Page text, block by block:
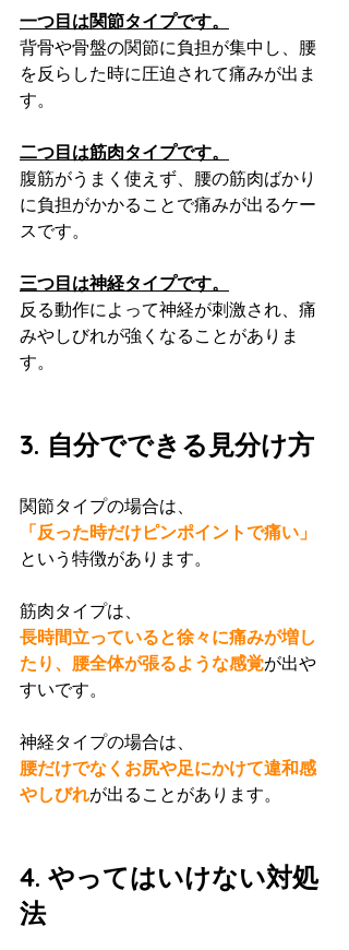
一つ目は関節タイプです。
背骨や骨盤の関節に負担が集中し、腰
を反らした時に圧迫されて痛みが出ま
す。
二つ目は筋肉タイプです。
腹筋がうまく使えず、腰の筋肉ばかり
に負担がかかることで痛みが出るケー
スです。
三つ目は神経タイプです。
反る動作によって神経が刺激され、痛
みやしびれが強くなることがありま
す。
3. 自分でできる見分け方
関節タイプの場合は、
「反った時だけピンポイントで痛い」
という特徴があります。
筋肉タイプは、
長時間立っていると徐々に痛みが増し
たり、腰全体が張るような感覚が出や
すいです。
神経タイプの場合は、
腰だけでなくお尻や足にかけて違和感
やしびれが出ることがあります。
4. やってはいけない対処
法